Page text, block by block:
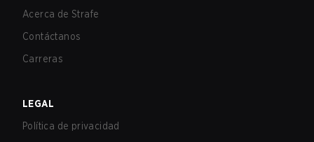
Acerca de Strafe
Contáctanos
Carreras
LEGAL
Política de privacidad